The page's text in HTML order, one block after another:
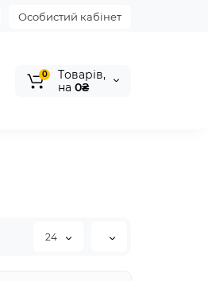
Особистий кабінет
0
Tоварів,
на 0₴
24